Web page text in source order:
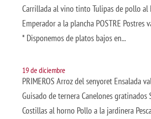
Carrillada al vino tinto Tulipas de pollo al
Emperador a la plancha POSTRE Postres
* Disponemos de platos bajos en...
19 de diciembre
PRIMEROS Arroz del senyoret Ensalada
Guisado de ternera Canelones gratinados
Costillas al horno Pollo a la jardinera